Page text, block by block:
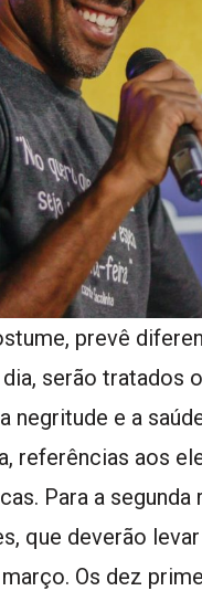
prevê
serão tratados
negritude e a
referências aos
Para a
que deverão
Os dez